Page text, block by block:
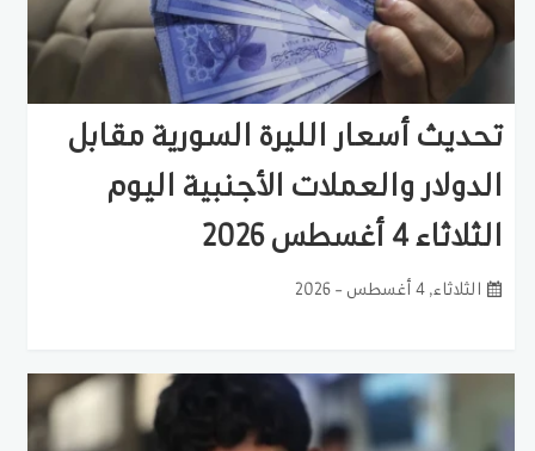
تحديث أسعار الليرة السورية مقابل
الدولار والعملات الأجنبية اليوم
الثلاثاء 4 أغسطس 2026
الثلاثاء, 4 أغسطس - 2026